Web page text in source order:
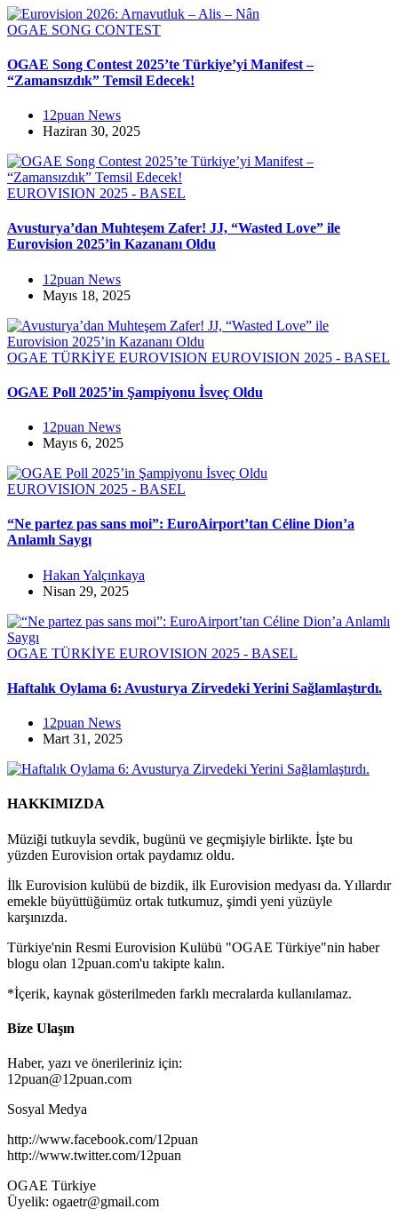
OGAE SONG CONTEST
OGAE Song Contest 2025’te Türkiye’yi Manifest –
“Zamansızdık” Temsil Edecek!
12puan News
Haziran 30, 2025
EUROVISION 2025 - BASEL
Avusturya’dan Muhteşem Zafer! JJ, “Wasted Love” ile
Eurovision 2025’in Kazananı Oldu
12puan News
Mayıs 18, 2025
OGAE TÜRKİYE EUROVISION EUROVISION 2025 - BASEL
OGAE Poll 2025’in Şampiyonu İsveç Oldu
12puan News
Mayıs 6, 2025
EUROVISION 2025 - BASEL
“Ne partez pas sans moi”: EuroAirport’tan Céline Dion’a
Anlamlı Saygı
Hakan Yalçınkaya
Nisan 29, 2025
OGAE TÜRKİYE EUROVISION 2025 - BASEL
Haftalık Oylama 6: Avusturya Zirvedeki Yerini Sağlamlaştırdı.
12puan News
Mart 31, 2025
HAKKIMIZDA
Müziği tutkuyla sevdik, bugünü ve geçmişiyle birlikte. İşte bu
yüzden Eurovision ortak paydamız oldu.
İlk Eurovision kulübü de bizdik, ilk Eurovision medyası da. Yıllardır
emekle büyüttüğümüz ortak tutkumuz, şimdi yeni yüzüyle
karşınızda.
Türkiye'nin Resmi Eurovision Kulübü "OGAE Türkiye"nin haber
blogu olan 12puan.com'u takipte kalın.
*İçerik, kaynak gösterilmeden farklı mecralarda kullanılamaz.
Bize Ulaşın
Haber, yazı ve önerileriniz için:
12puan@12puan.com
Sosyal Medya
http://www.facebook.com/12puan
http://www.twitter.com/12puan
OGAE Türkiye
Üyelik: ogaetr@gmail.com